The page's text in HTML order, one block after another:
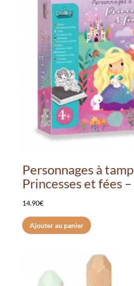
Personnages à
Princesses et fées –
14.90€
Ajouter au panier